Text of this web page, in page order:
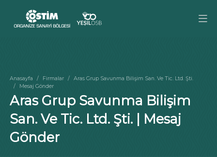
Anasayfa Firmalar
Aras Grup Savunma Bilişim San. Ve Tic. Ltd. Şti.
Mesaj Gönder
Aras Grup Savunma Bilişim
San. Ve Tic. Ltd. Şti. | Mesaj
Gönder